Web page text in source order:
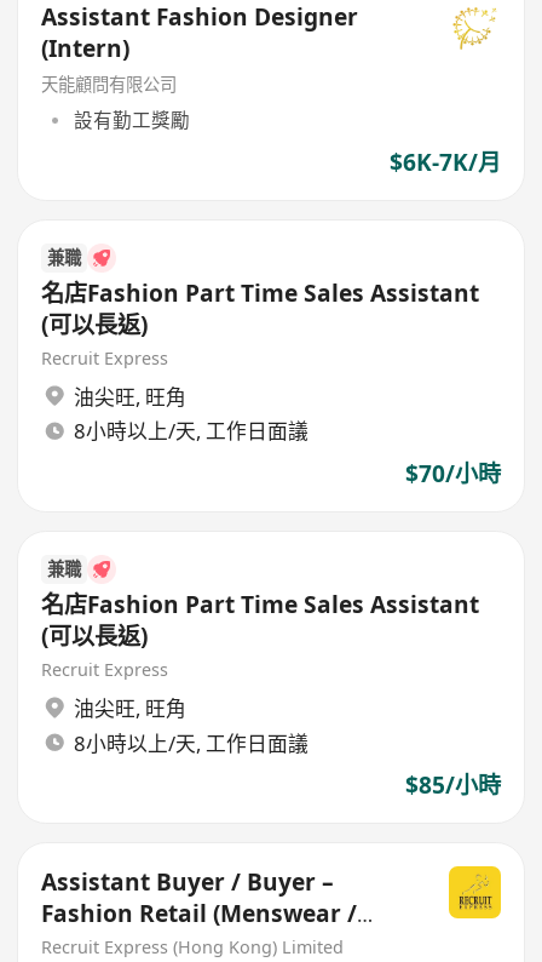
Assistant Fashion Designer
(Intern)
天能顧問有限公司
設有勤工獎勵
$6K-7K/月
兼職
名店Fashion Part Time Sales Assistant
(可以長返)
Recruit Express
油尖旺, 旺角
8小時以上/天, 工作日面議
$70/小時
兼職
名店Fashion Part Time Sales Assistant
(可以長返)
Recruit Express
油尖旺, 旺角
8小時以上/天, 工作日面議
$85/小時
Assistant Buyer / Buyer –
Fashion Retail (Menswear /
Womenswear)
Recruit Express (Hong Kong) Limited